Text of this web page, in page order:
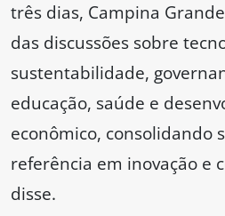
três dias, Campina
das discussões sobre
sustentabilidade,
educação, saúde e
econômico, consolidando
referência em inovação e
disse.